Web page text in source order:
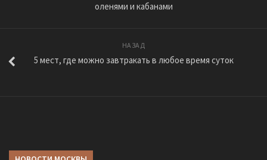
оленями и кабанами
НАЗАД
5 мест, где можно завтракать в любое время суток